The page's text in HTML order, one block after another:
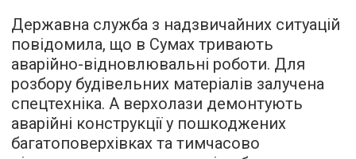
Державна служба з надзвичайних ситуацій
повідомила, що в Сумах тривають
аварійно-відновлювальні роботи. Для
розбору будівельних матеріалів залучена
спецтехніка. А верхолази демонтують
аварійні конструкції у пошкоджених
багатоповерхівках та тимчасово